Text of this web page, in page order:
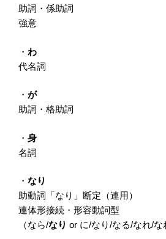
助詞・係助詞
強意
・ わ
代名詞
・ が
助詞・格助詞
・ 身
名詞
・ なり
助動詞「なり」断定（連用）
連体形接続・形容動詞型
（なら/なり or に/なり/なる/なれ/な